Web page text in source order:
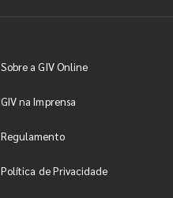
Sobre a GIV Online
GIV na Imprensa
Regulamento
Política de Privacidade